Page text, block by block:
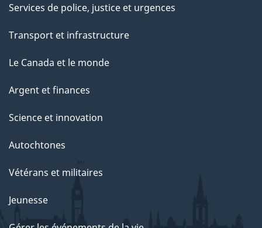
Services de police, justice et urgences
Transport et infrastructure
Le Canada et le monde
Argent et finances
Science et innovation
Autochtones
Vétérans et militaires
Jeunesse